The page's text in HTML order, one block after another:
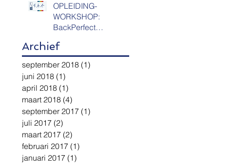
OPLEIDING-
WORKSHOP:
BackPerfect
kinesisten & (para)
medici
Archief
september 2018 (1)
juni 2018 (1)
april 2018 (1)
maart 2018 (4)
september 2017 (1)
juli 2017 (2)
maart 2017 (2)
februari 2017 (1)
januari 2017 (1)